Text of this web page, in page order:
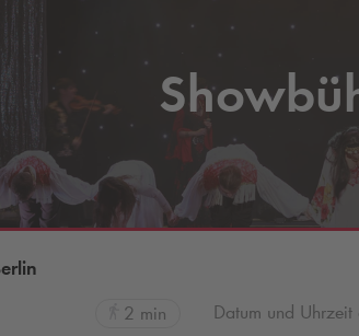
2 min Datum und Uhrzeit